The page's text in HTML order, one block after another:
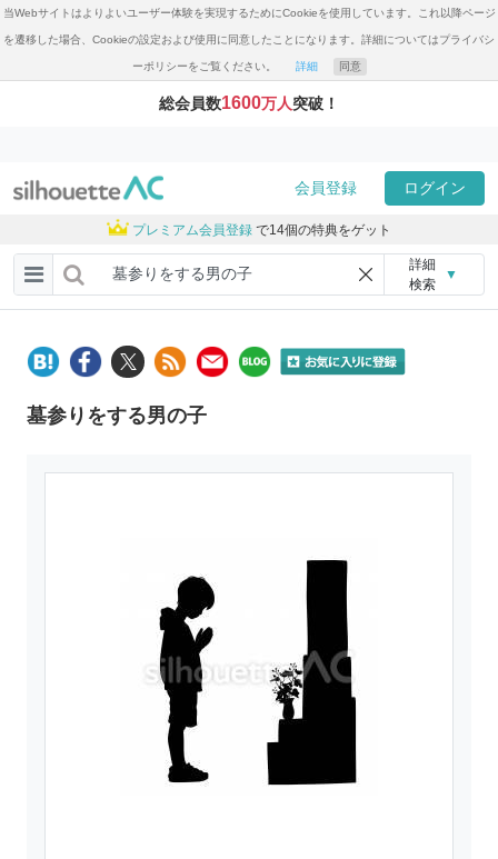
当Webサイトはよりよいユーザー体験を実現するためにCookieを使用しています。これ以降ページ
を遷移した場合、Cookieの設定および使用に同意したことになります。詳細についてはプライバシ
ーポリシーをご覧ください。 詳細 同意
総会員数1600万人突破！
会員登録 ログイン
プレミアム会員登録 で14個の特典をゲット
詳細
検索
▼
墓参りをする男の子